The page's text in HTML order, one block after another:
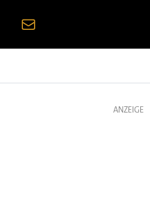
ANZEIGE